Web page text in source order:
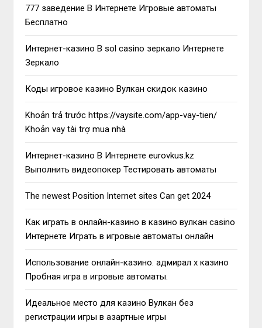
777 заведение В Интернете Игровые автоматы
Бесплатно
Интернет-казино В sol casino зеркало Интернете
Зеркало
Коды игровое казино Вулкан скидок казино
Khoản trả trước https://vaysite.com/app-vay-tien/
Khoản vay tài trợ mua nhà
Интернет-казино В Интернете eurovkus.kz
Выполнить видеопокер Тестировать автоматы
The newest Position Internet sites Can get 2024
Как играть в онлайн-казино в казино вулкан casino
Интернете Играть в игровые автоматы онлайн
Использование онлайн-казино. адмирал х казино
Пробная игра в игровые автоматы.
Идеальное место для казино Вулкан без
регистрации игры в азартные игры